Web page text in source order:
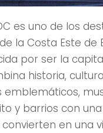
es uno de los
la Costa Este de
por ser la
historia,
y barrios con
en una